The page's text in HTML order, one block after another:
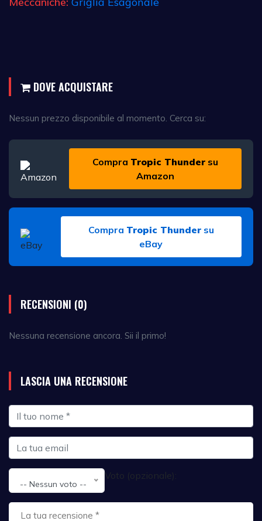
DOVE ACQUISTARE
Nessun prezzo disponibile al momento. Cerca su:
Compra Tropic Thunder su
Amazon
Compra Tropic Thundersu
eBay
RECENSIONI (0)
Nessuna recensione ancora. Sii il primo!
LASCIA UNA RECENSIONE
Voto (opzionale):
-- Nessun voto --